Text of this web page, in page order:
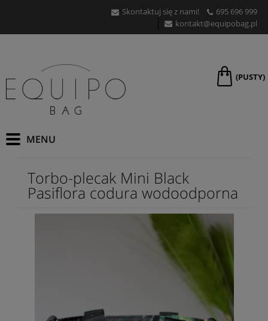
Skontaktuj się z nami!
695 696 999
kontakt@equipobag.pl
(PUSTY)
Torbo-plecak Mini Black
Pasiflora codura wodoodporna